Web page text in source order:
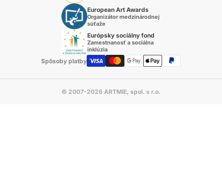
European Art Awards
Organizátor medzinárodnej
súťaže
Európsky sociálny fond
Zamestnanosť a sociálna
inklúzia
Spôsoby platby
© 2007-2026 ARTMIE, spol. s r.o.